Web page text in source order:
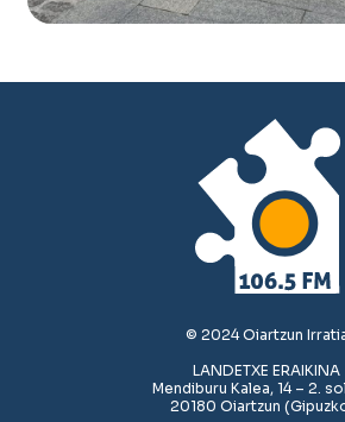
© 2024 Oiartzun
LANDETXE ERAIKINA
Mendiburu Kalea, 14 – 2.
20180 Oiartzun